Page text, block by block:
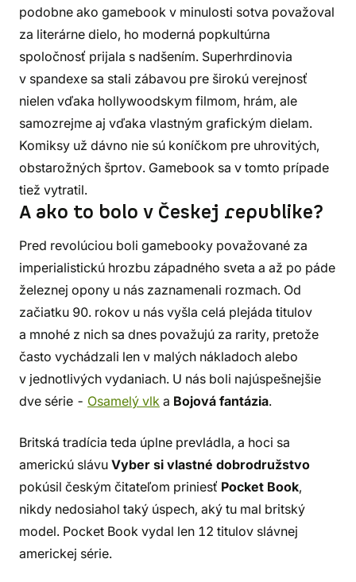
podobne ako gamebook v minulosti sotva považoval
za literárne dielo, ho moderná popkultúrna
spoločnosť prijala s nadšením. Superhrdinovia
v spandexe sa stali zábavou pre širokú verejnosť
nielen vďaka hollywoodskym filmom, hrám, ale
samozrejme aj vďaka vlastným grafickým dielam.
Komiksy už dávno nie sú koníčkom pre uhrovitých,
obstarožných šprtov. Gamebook sa v tomto prípade
tiež vytratil.
A ako to bolo v Českej republike?
Pred revolúciou boli gamebooky považované za
imperialistickú hrozbu západného sveta a až po páde
železnej opony u nás zaznamenali rozmach. Od
začiatku 90. rokov u nás vyšla celá plejáda titulov
a mnohé z nich sa dnes považujú za rarity, pretože
často vychádzali len v malých nákladoch alebo
v jednotlivých vydaniach. U nás boli najúspešnejšie
dve série - Osamelý vlk a Bojová fantázia.
Britská tradícia teda úplne prevládla, a hoci sa
americkú slávu Vyber si vlastné dobrodružstvo
pokúsil českým čitateľom priniesť Pocket Book,
nikdy nedosiahol taký úspech, aký tu mal britský
model. Pocket Book vydal len 12 titulov slávnej
americkej série.